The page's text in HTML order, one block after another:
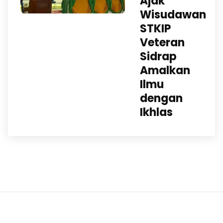
Wisudawan
STKIP
Veteran
Sidrap
Amalkan
Ilmu
dengan
Ikhlas